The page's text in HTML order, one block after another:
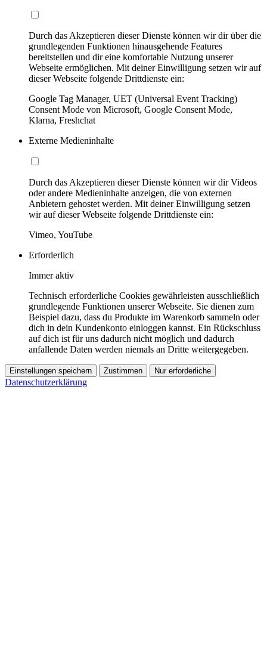
Durch das Akzeptieren dieser Dienste können wir dir über die
grundlegenden Funktionen hinausgehende Features
bereitstellen und dir eine komfortable Nutzung unserer
Webseite ermöglichen. Mit deiner Einwilligung setzen wir auf
dieser Webseite folgende Drittdienste ein:
Google Tag Manager, UET (Universal Event Tracking)
Consent Mode von Microsoft, Google Consent Mode,
Klarna, Freshchat
Externe Medieninhalte
Durch das Akzeptieren dieser Dienste können wir dir Videos
oder andere Medieninhalte anzeigen, die von externen
Anbietern gehostet werden. Mit deiner Einwilligung setzen
wir auf dieser Webseite folgende Drittdienste ein:
Vimeo, YouTube
Erforderlich
Immer aktiv
Technisch erforderliche Cookies gewährleisten ausschließlich
grundlegende Funktionen unserer Webseite. Sie dienen zum
Beispiel dazu, dass du Produkte im Warenkorb sammeln oder
dich in dein Kundenkonto einloggen kannst. Ein Rückschluss
auf dich ist für uns dadurch nicht möglich und dadurch
anfallende Daten werden niemals an Dritte weitergegeben.
Einstellungen speichern Zustimmen Nur erforderliche
Datenschutzerklärung